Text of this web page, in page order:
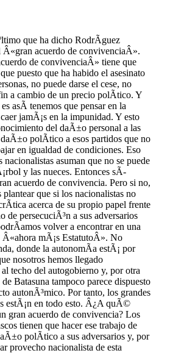
que ha dicho RodrÃ­guez
Â«gran acuerdo de convivenciaÂ».
de convivenciaÂ» tiene que
puesto que ha habido el asesinato
no puede darse el cese, no
a cambio de un precio polÃ­tico. Y
asÃ­ tenemos que pensar en la
jamÃ¡s en la impunidad. Y esto
del daÃ±o personal a las
polÃ­tico a esos partidos que no
en igualdad de condiciones. Eso
asuman que no se puede
y las nueces. Entonces sÃ­
acuerdo de convivencia. Pero si no,
que si los nacionalistas no
acerca de su propio papel frente
de persecuciÃ³n a sus adversarios
volver a encontrar en una
Â«ahora mÃ¡s EstatutoÂ». No
donde la autonomÃ­a estÃ¡ por
nosotros hemos llegado
techo del autogobierno y, por otra
Batasuna tampoco parece dispuesto
autonÃ³mico. Por tanto, los grandes
estÃ¡n en todo esto. Â¿A quÃ©
gran acuerdo de convivencia? Los
tienen que hacer ese trabajo de
polÃ­tico a sus adversarios y, por
provecho nacionalista de esta